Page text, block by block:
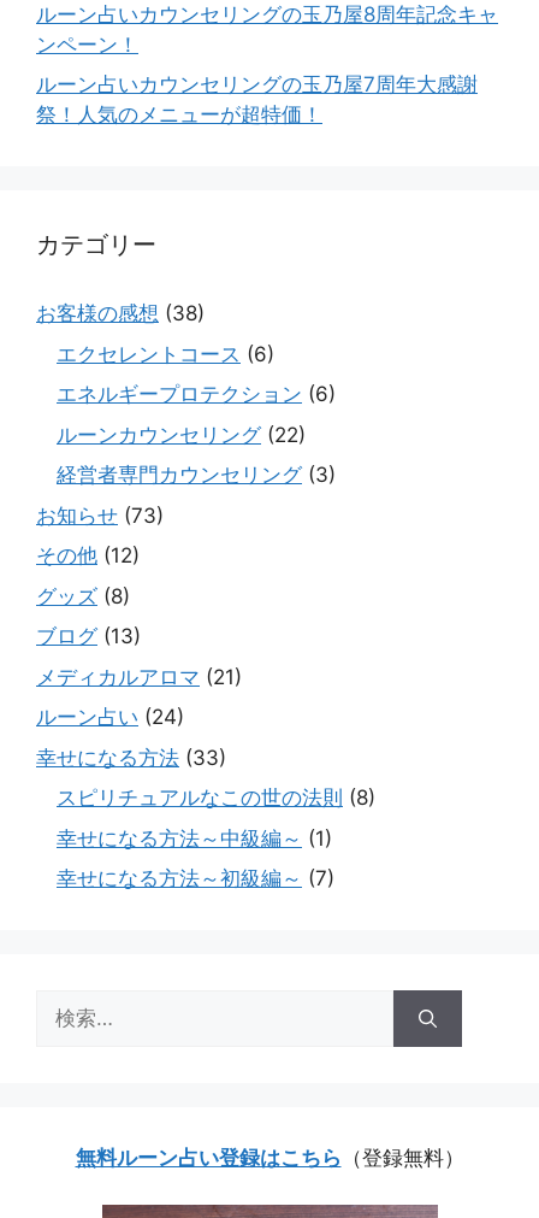
ルーン占いカウンセリングの玉乃屋8周年記念キャ
ンペーン！
ルーン占いカウンセリングの玉乃屋7周年大感謝
祭！人気のメニューが超特価！
カテゴリー
お客様の感想 (38)
エクセレントコース (6)
エネルギープロテクション (6)
ルーンカウンセリング(22)
経営者専門カウンセリング(3)
お知らせ (73)
その他 (12)
グッズ (8)
ブログ(13)
メディカルアロマ (21)
ルーン占い (24)
幸せになる方法 (33)
スピリチュアルなこの世の法則 (8)
幸せになる方法～中級編～ (1)
幸せになる方法～初級編～ (7)
索:
無料ルーン占い登録はこちら （登録無料）